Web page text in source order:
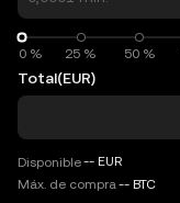
0 % 25 % 50 %
0 %
Total(EUR)
Disponible-- EUR
Máx. de compra-- BTC